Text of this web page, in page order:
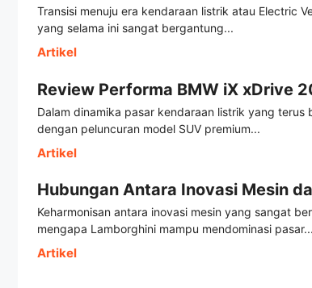
Transisi menuju era kendaraan listrik atau Electric
yang selama ini sangat bergantung...
Artikel
Review Performa BMW iX xDrive
Dalam dinamika pasar kendaraan listrik yang
dengan peluncuran model SUV premium...
Artikel
Hubungan Antara Inovasi Mesin
Keharmonisan antara inovasi mesin yang sangat
mengapa Lamborghini mampu mendominasi pasar...
Artikel